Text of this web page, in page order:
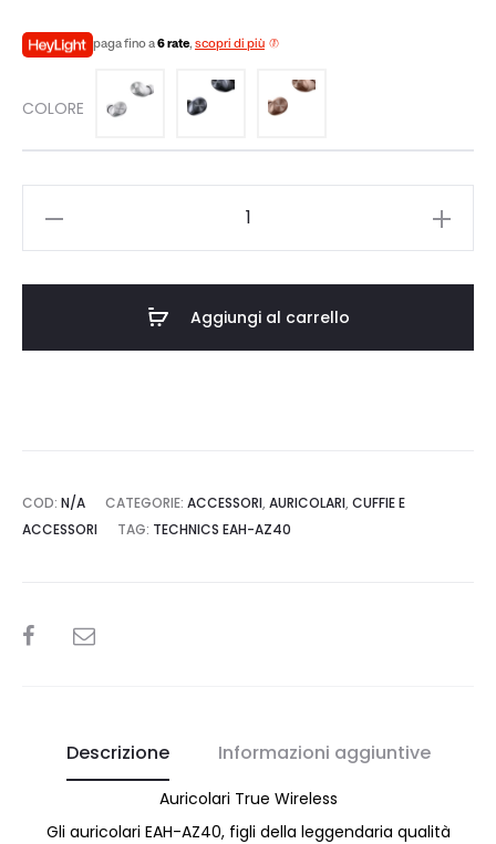
originale
era:
€149,00.
attuale
è:
€139,00.
paga fino a6 rate, scopri di più
COLORE
Aggiungi al carrello
COD: N/A CATEGORIE: ACCESSORI, AURICOLARI, CUFFIE E
ACCESSORI
TAG: TECHNICS EAH-AZ40
SHARE
Descrizione Informazioni aggiuntive
Auricolari True Wireless
Gli auricolari EAH-AZ40, figli della leggendaria qualità